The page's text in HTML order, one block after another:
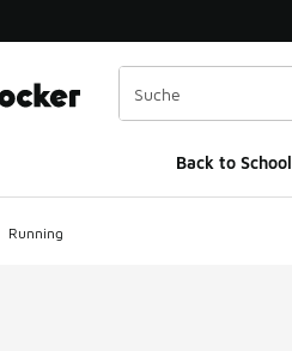
in einem neuen Fenster
Back to School
Running